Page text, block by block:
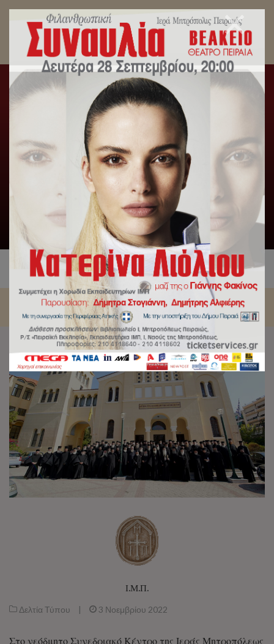
Συνέδριο – Ιερατική Σύναξη στην Ιερά
Μητρόπολη Πειραιώς.
Αρχική / Δελτία Τύπου /
Συνέδριο – Ιερατική Σύναξη στην
Ιερά Μητρόπολη Πειραιώς.
Ι.Μ.Π.
Δελτία Τύπου | 3 Νοεμβρίου 2022
Στο νεόδμητο Συνεδριακό Κέντρο της Ιεράς Μητροπόλεως